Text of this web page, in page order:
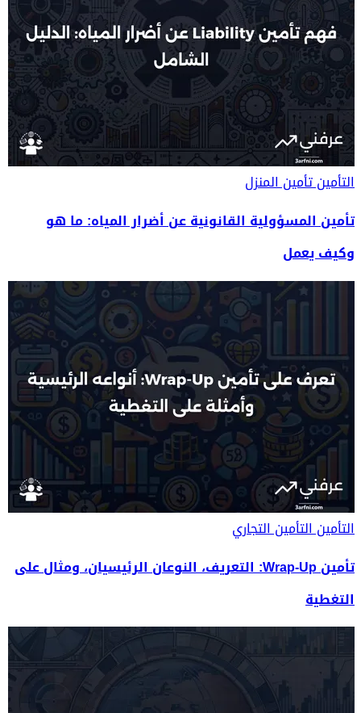
التأمينتأمين المنزل
تأمين المسؤولية القانونية عن أضرار المياه: ما هو
وكيف يعمل
التأمينالتأمين التجاري
تأمين Wrap-Up: التعريف، النوعان الرئيسيان، ومثال على
التغطية